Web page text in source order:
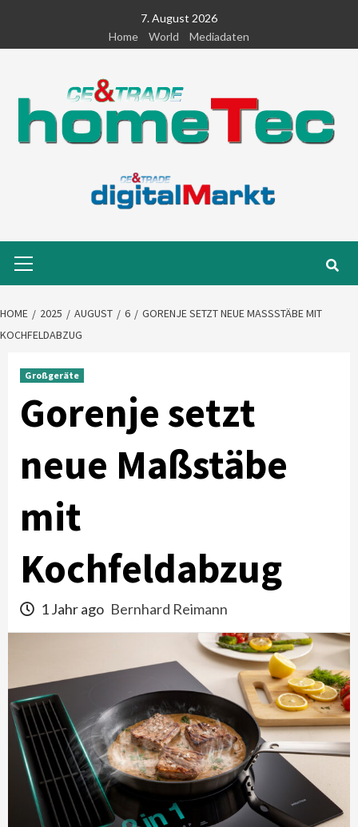
content
7. August 2026
Home
World Mediadaten
Menu
HOME 2025 AUGUST 6
GORENJE SETZT NEUE MASSSTÄBE MIT K
OCHFELDABZUG
Großgeräte
Gorenje setzt
neue Maßstäbe
mit
Kochfeldabzug
1 Jahr ago Bernhard Reimann